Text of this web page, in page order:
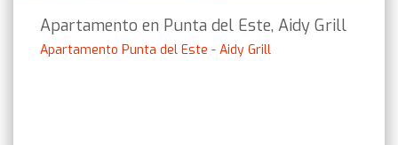
Apartamento en Punta del Este, Aidy Grill
Apartamento Punta del Este - Aidy Grill